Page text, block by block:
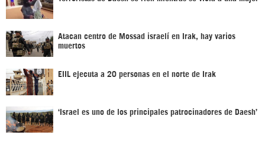
Atacan centro de Mossad israelí en Irak, hay varios
muertos
EIIL ejecuta a 20 personas en el norte de Irak
‘Israel es uno de los principales patrocinadores de Daesh’